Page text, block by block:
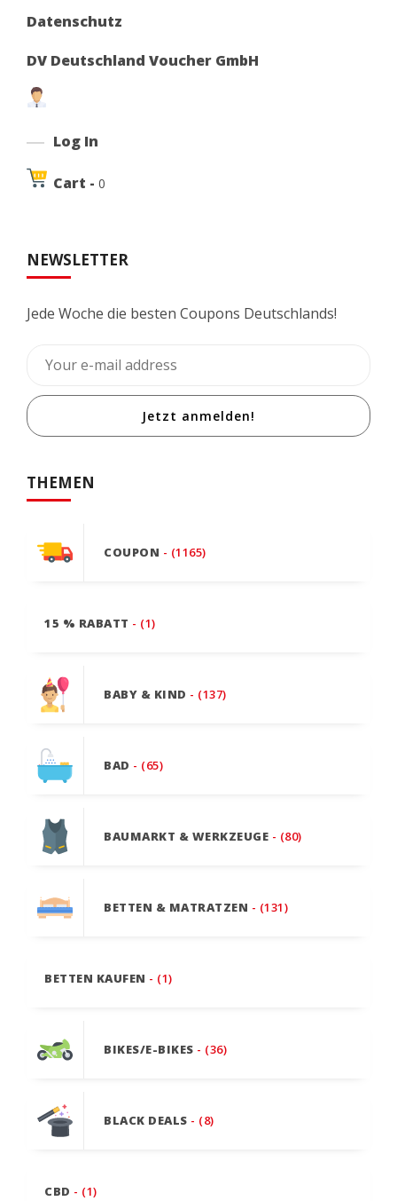
Datenschutz
DV Deutschland Voucher GmbH
Log In
Cart - 0
NEWSLETTER
Jede Woche die besten Coupons Deutschlands!
Jetzt anmelden!
THEMEN
COUPON - (1165)
15 % RABATT - (1)
BABY & KIND - (137)
BAD - (65)
BAUMARKT & WERKZEUGE - (80)
BETTEN & MATRATZEN - (131)
BETTEN KAUFEN - (1)
BIKES/E-BIKES - (36)
BLACK DEALS - (8)
CBD - (1)